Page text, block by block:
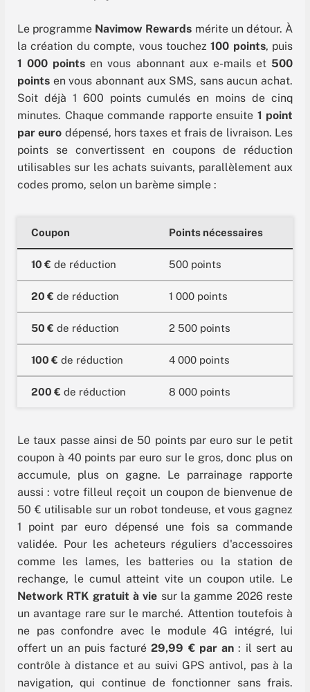
Le programme Navimow Rewards mérite un détour. À
la création du compte, vous touchez100 points, puis
1 000 points en vous abonnant aux e-mails et 500
points en vous abonnant aux SMS, sans aucun achat.
Soit déjà 1 600 points cumulés en moins de cinq
minutes. Chaque commande rapporte ensuite 1 point
par euro dépensé, hors taxes et frais de livraison. Les
points se convertissent en coupons de réduction
utilisables sur les achats suivants, parallèlement aux
codes promo, selon un barème simple :
Coupon Points nécessaires
10 € de réduction 500 points
20 € de réduction 1 000 points
50 € de réduction 2 500 points
100 € de réduction 4 000 points
200 € de réduction 8 000 points
Le taux passe ainsi de 50 points par euro sur le petit
coupon à 40 points par euro sur le gros, donc plus on
accumule, plus on gagne. Le parrainage rapporte
aussi : votre filleul reçoit un coupon de bienvenue de
50 € utilisable sur un robot tondeuse, et vous gagnez
1 point par euro dépensé une fois sa commande
validée. Pour les acheteurs réguliers d'accessoires
comme les lames, les batteries ou la station de
rechange, le cumul atteint vite un coupon utile. Le
Network RTK gratuit à vie sur la gamme 2026 reste
un avantage rare sur le marché. Attention toutefois à
ne pas confondre avec le module 4G intégré, lui
offert un an puis facturé29,99 € par an : il sert au
contrôle à distance et au suivi GPS antivol, pas à la
navigation, qui continue de fonctionner sans frais.